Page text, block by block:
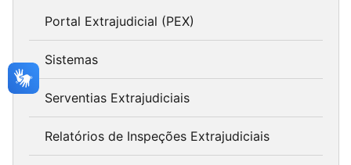
Portal Extrajudicial (PEX)
Sistemas
Serventias Extrajudiciais
Relatórios de Inspeções Extrajudiciais